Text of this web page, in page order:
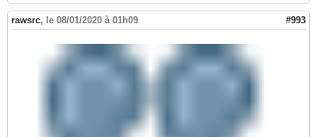
rawsrc, le 08/01/2020 à 01h09 #993